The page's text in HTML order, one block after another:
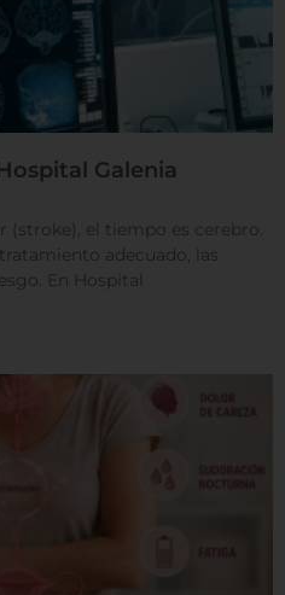
Galenia
(stroke), el tiempo es cerebro.
adecuado, las
En Hospital
cada categoría para saber
el bloqueo de
afectar su
servicios que podemos
de cookies